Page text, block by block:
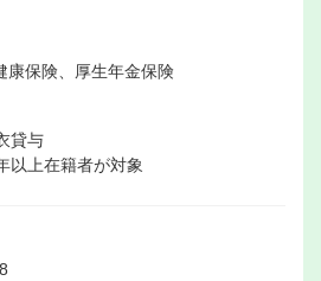
康保険、厚生年金保険
貸与
以上在籍者が対象